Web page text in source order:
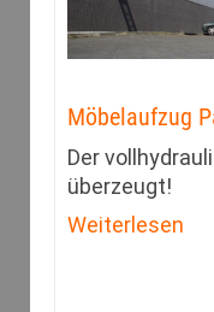
Möbelaufzug
Der
überzeugt!
Weiterlesen